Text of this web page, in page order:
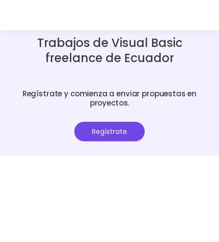
Trabajos de Visual Basic
freelance de Ecuador
Regístrate y comienza a enviar propuestas en
proyectos.
Regístrate